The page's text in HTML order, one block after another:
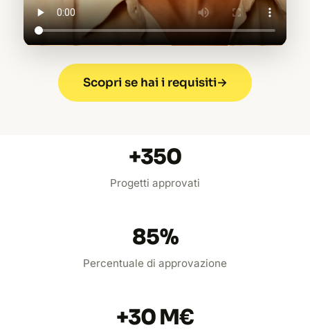
Scopri se hai i requisiti→
+350
Progetti approvati
85%
Percentuale di approvazione
+30M€